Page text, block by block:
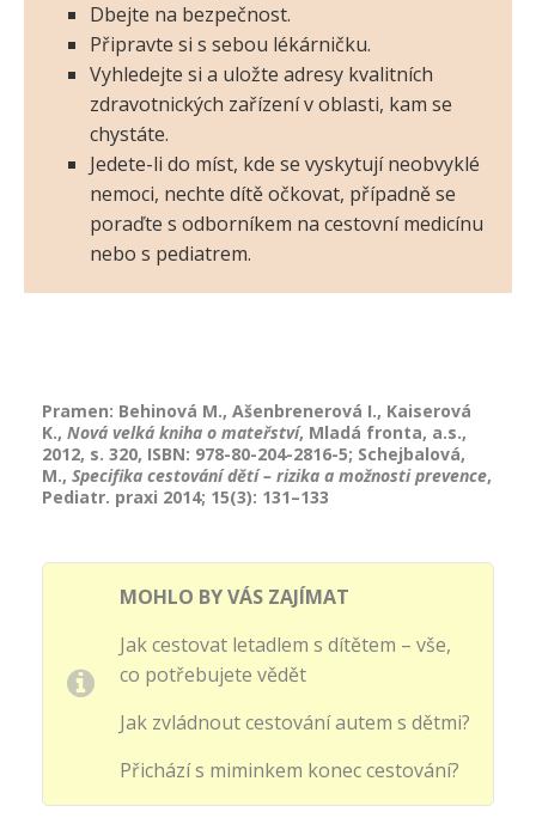
Dbejte na bezpečnost.
Připravte si s sebou lékárničku.
Vyhledejte si a uložte adresy kvalitních
zdravotnických zařízení v oblasti, kam se
chystáte.
Jedete-li do míst, kde se vyskytují neobvyklé
nemoci, nechte dítě očkovat, případně se
poraďte s odborníkem na cestovní medicínu
nebo s pediatrem.
Pramen: Behinová M., Ašenbrenerová I., Kaiserová
K., Nová velká kniha o mateřství, Mladá fronta, a.s.,
2012, s. 320, ISBN: 978-80-204-2816-5; Schejbalová,
M., Specifika cestování dětí – rizika a možnosti prevence,
Pediatr. praxi 2014; 15(3): 131–133
MOHLO BY VÁS ZAJÍMAT
Jak cestovat letadlem s dítětem – vše,
co potřebujete vědět
Jak zvládnout cestování autem s dětmi?
Přichází s miminkem konec cestování?